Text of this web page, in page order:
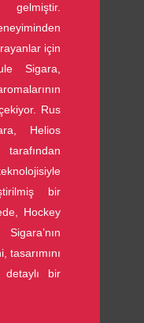
için
Sigara,
Rus
Helios
bir
Hockey
tasarımını
detaylı bir